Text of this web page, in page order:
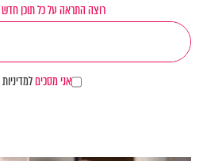
רוצה התראה על כל תוכן
אני מסכים